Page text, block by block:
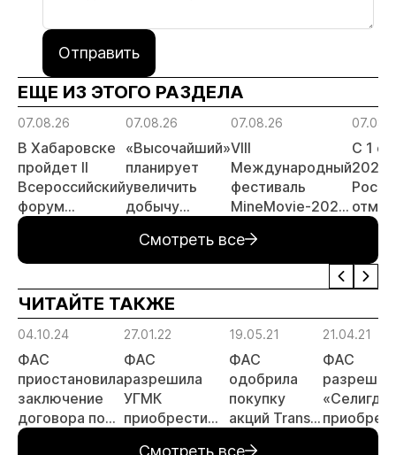
Отправить
ЕЩЕ ИЗ ЭТОГО РАЗДЕЛА
07.08.26
В Хабаровске
пройдет II
Всероссийский
форум
«Россыпное
России»
07.08.26
«Высочайший»
планирует
увеличить
добычу
тонн в 2026
году
07.08.26
VIII
Международный
фестиваль
MineMovie-2026
заявок
С 1
2026
МСБ
Смотреть все
ЧИТАЙТЕ ТАКЖЕ
04.10.24
ФАС
приостановила
заключение
договора по
россыпи
27.01.22
ФАС
разрешила
УГМК
приобрести
19.05.21
ФАС
одобрила
покупку
акций Trans-
21.04.21
ФАС
70% ООО
Смотреть все